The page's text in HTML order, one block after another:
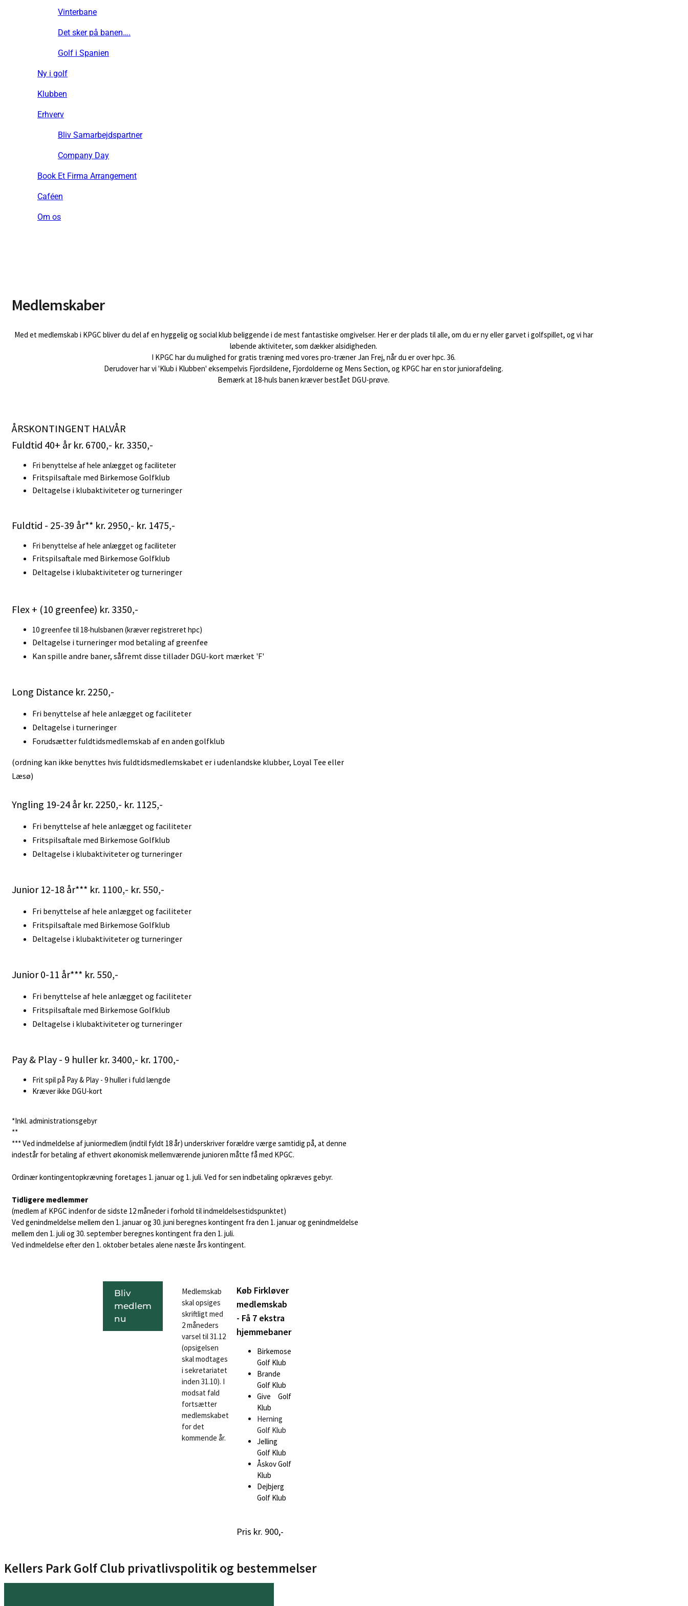
Vinterbane
Det sker på banen….
Golf i Spanien
Ny i golf
Klubben
Erhverv
Bliv Samarbejdspartner
Company Day
Book Et Firma Arrangement
Caféen
Om os
Medlemskaber
Med et medlemskab i KPGC bliver du del af en hyggelig og social klub beliggende i de mest fantastiske omgivelser. Her er der plads til alle, om du er ny eller garvet i golfspillet, og vi har
løbende aktiviteter, som dækker alsidigheden.
I KPGC har du mulighed for gratis træning med vores pro-træner Jan Frej, når du er over hpc. 36.
Derudover har vi 'Klub i Klubben' eksempelvis Fjordsildene, Fjordolderne og Mens Section, og KPGC har en stor juniorafdeling.
Bemærk at 18-huls banen kræver bestået DGU-prøve.
ÅRSKONTINGENT HALVÅR
Fuldtid 40+ år kr. 6700,- kr. 3350,-
Fri benyttelse af hele anlægget og faciliteter
Fritspilsaftale med Birkemose Golfklub
Deltagelse i klubaktiviteter og turneringer
Fuldtid - 25-39 år** kr. 2950,- kr. 1475,-
Fri benyttelse af hele anlægget og faciliteter
Fritspilsaftale med Birkemose Golfklub
Deltagelse i klubaktiviteter og turneringer
Flex + (10 greenfee) kr. 3350,-
10 greenfee til 18-hulsbanen (kræver registreret hpc)
Deltagelse i turneringer mod betaling af greenfee
Kan spille andre baner, såfremt disse tillader DGU-kort mærket 'F'
Long Distance kr. 2250,-
Fri benyttelse af hele anlægget og faciliteter
Deltagelse i turneringer
Forudsætter fuldtidsmedlemskab af en anden golfklub
(ordning kan ikke benyttes hvis fuldtidsmedlemskabet er i udenlandske klubber, Loyal Tee eller
Læsø)
Yngling 19-24 år kr. 2250,- kr. 1125,-
Fri benyttelse af hele anlægget og faciliteter
Fritspilsaftale med Birkemose Golfklub
Deltagelse i klubaktiviteter og turneringer
Junior 12-18 år*** kr. 1100,- kr. 550,-
Fri benyttelse af hele anlægget og faciliteter
Fritspilsaftale med Birkemose Golfklub
Deltagelse i klubaktiviteter og turneringer
Junior 0-11 år*** kr. 550,-
Fri benyttelse af hele anlægget og faciliteter
Fritspilsaftale med Birkemose Golfklub
Deltagelse i klubaktiviteter og turneringer
Pay & Play - 9 huller kr. 3400,- kr. 1700,-
Frit spil på Pay & Play - 9 huller i fuld længde
Kræver ikke DGU-kort
*Inkl. administrationsgebyr
**
*** Ved indmeldelse af juniormedlem (indtil fyldt 18 år) underskriver forældre værge samtidig på, at denne
indestår for betaling af ethvert økonomisk mellemværende junioren måtte få med KPGC.
Ordinær kontingentopkrævning foretages 1. januar og 1. juli. Ved for sen indbetaling opkræves gebyr.
Tidligere medlemmer
(medlem af KPGC indenfor de sidste 12 måneder i forhold til indmeldelsestidspunktet)
Ved genindmeldelse mellem den 1. januar og 30. juni beregnes kontingent fra den 1. januar og genindmeldelse
mellem den 1. juli og 30. september beregnes kontingent fra den 1. juli.
Ved indmeldelse efter den 1. oktober betales alene næste års kontingent.
Bliv
medlem
nu
Medlemskab
skal opsiges
skriftligt med
2 måneders
varsel til 31.12
(opsigelsen
skal modtages
i sekretariatet
inden 31.10). I
modsat fald
fortsætter
medlemskabet
for det
kommende år.
Køb Firkløver
medlemskab
- Få 7 ekstra
hjemmebaner
Birkemose
Golf Klub
Brande
Golf Klub
Give Golf
Klub
Herning
Golf Klub
Jelling
Golf Klub
Åskov Golf
Klub
Dejbjerg
Golf Klub
Pris kr. 900,-
Kellers Park Golf Club privatlivspolitik og bestemmelser